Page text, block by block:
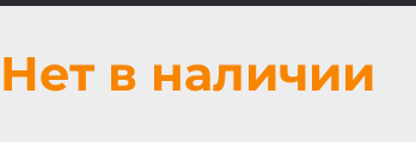
Нет в наличии